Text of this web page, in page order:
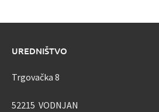
UREDNIŠTVO
Trgovačka 8
52215 VODNJAN